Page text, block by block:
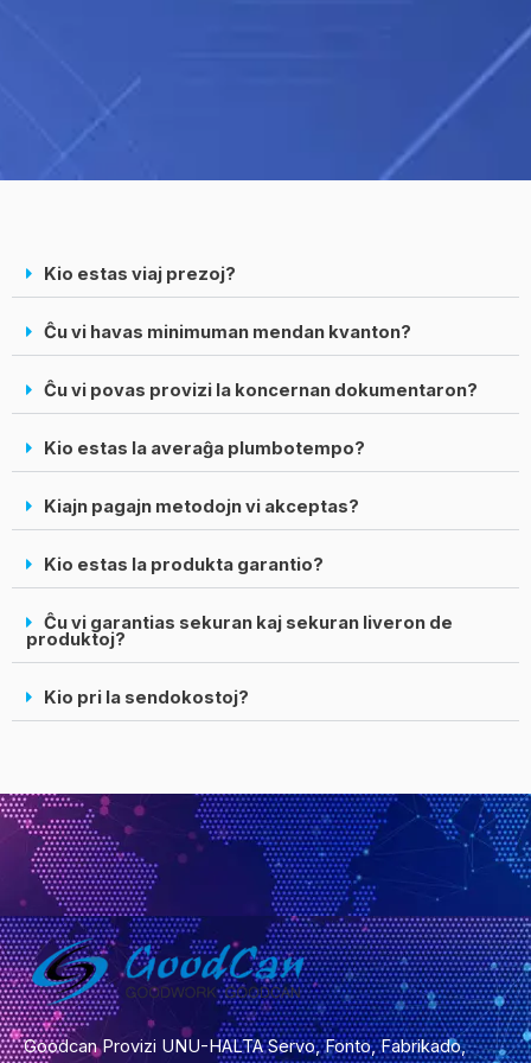
Kio estas viaj prezoj?
Ĉu vi havas minimuman mendan kvanton?
Ĉu vi povas provizi la koncernan dokumentaron?
Kio estas la averaĝa plumbotempo?
Kiajn pagajn metodojn vi akceptas?
Kio estas la produkta garantio?
Ĉu vi garantias sekuran kaj sekuran liveron de
produktoj?
Kio pri la sendokostoj?
Goodcan Provizi UNU-HALTA Servo, Fonto, Fabrikado,